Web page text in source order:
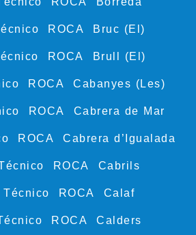
ROCA Bruc (El)
ROCA Brull (El)
ROCA Cabanyes (Les)
ROCA Cabrera de Mar
ROCA Cabrera d’Igualada
ROCA Cabrils
Técnico ROCA Calaf
ROCA Calders